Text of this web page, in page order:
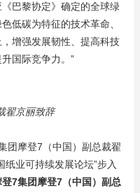
巴黎协定》确定的全球绿
低碳为特征的技术革命、
增强发展韧性、提高科技
国际竞争力。”
翟京丽致辞
团摩登7（中国）副总裁翟
纸业可持续发展论坛”步入
登7集团摩登7（中国）副总